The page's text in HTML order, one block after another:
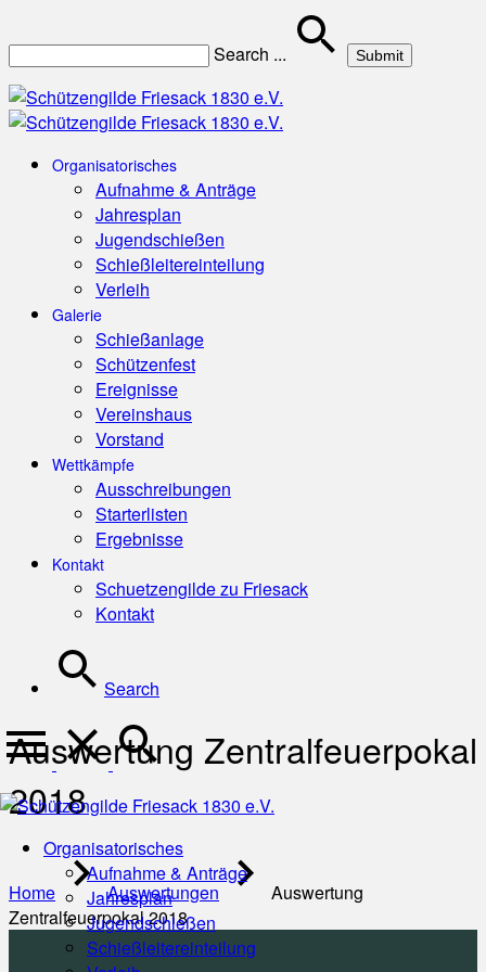
Search ...
Organisatorisches
Aufnahme & Anträge
Jahresplan
Jugendschießen
Schießleitereinteilung
Verleih
Galerie
Schießanlage
Schützenfest
Ereignisse
Vereinshaus
Vorstand
Wettkämpfe
Ausschreibungen
Starterlisten
Ergebnisse
Kontakt
Schuetzengilde zu Friesack
Kontakt
Search
Organisatorisches
Aufnahme & Anträge
Jahresplan
Jugendschießen
Schießleitereinteilung
Auswertung Zentralfeuerpokal
2018
Home Auswertungen
Auswertung
Zentralfeuerpokal 2018